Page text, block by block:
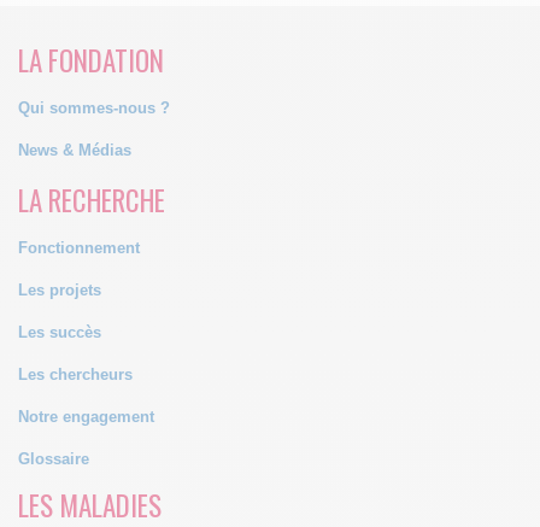
LA FONDATION
Qui sommes-nous ?
News & Médias
LA RECHERCHE
Fonctionnement
Les projets
Les succès
Les chercheurs
Notre engagement
Glossaire
LES MALADIES